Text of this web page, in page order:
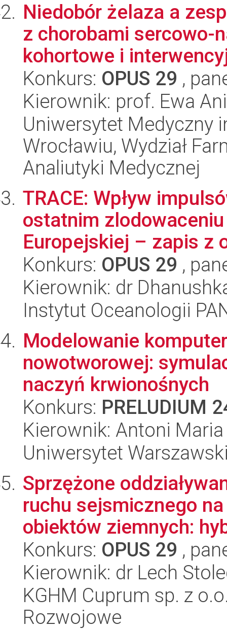
Niedobór żelaza a
z chorobami sercowo-
kohortowe i
Konkurs: OPUS 29 ,
Kierownik: prof. Ewa
Uniwersytet Medyczny
Wrocławiu, Wydział
Analiutyki Medycznej
TRACE: Wpływ
ostatnim
Europejskiej – zapis z
Konkurs: OPUS 29 ,
Kierownik: dr
Instytut Oceanologii
Modelowanie
nowotworowej:
naczyń krwionośnych
Konkurs: PRELUDIUM
Kierownik: Antoni
Uniwersytet
Sprzężone
ruchu sejsmicznego
obiektów ziemnych:
Konkurs: OPUS 29 ,
Kierownik: dr Lech
KGHM Cuprum sp. z
Rozwojowe